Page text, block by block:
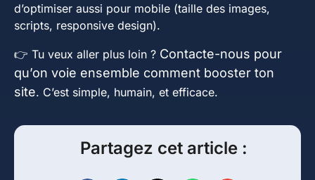
Partagez cet article :
d’optimiser aussi pour mobile (taille des images,
scripts, responsive design).
👉 Tu veux aller plus loin ? Contacte-nous pour
qu’on voie ensemble comment booster ton
site. C’est simple, humain, et efficace.